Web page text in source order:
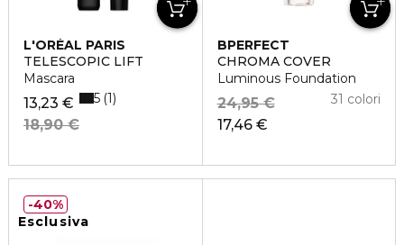
L'ORÉAL PARIS
TELESCOPIC LIFT
Mascara
13,23 €
18,90 €
5 1
BPERFECT
CHROMA COVER
Luminous Foundation
17,46 €
24,95 € 31 colori
Esclusiva
40%